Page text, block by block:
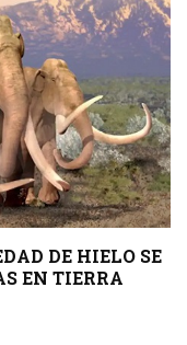
DE HIELO SE
EN TIERRA